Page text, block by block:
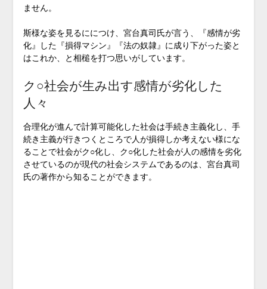
ません。
斯様な姿を見るににつけ、宮台真司氏が言う、『感情が劣
化』した『損得マシン』『法の奴隷』に成り下がった姿と
はこれか、と相槌を打つ思いがしています。
ク○社会が生み出す感情が劣化した
人々
合理化が進んで計算可能化した社会は手続き主義化し、手
続き主義が行きつくところで人が損得しか考えない様にな
ることで社会がク○化し、ク○化した社会が人の感情を劣化
させているのが現代の社会システムであるのは、宮台真司
氏の著作から知ることができます。